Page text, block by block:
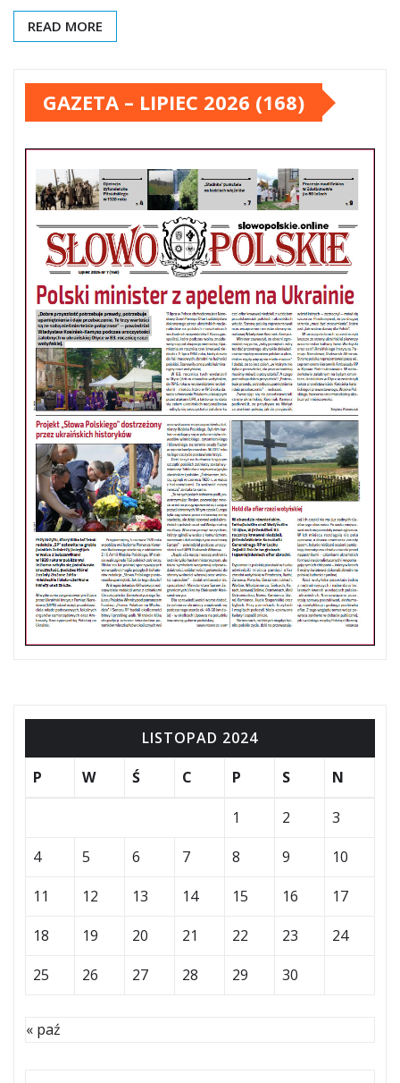
READ MORE
GAZETA – LIPIEC 2026 (168)
LISTOPAD 2024
P
W Ś C P S N
1 2
3
4
5 6 7 8 9
10
11
12 13 14 15 16
17
18
19 20 21 22 23
24
25
26 27 28 29 30
« paź